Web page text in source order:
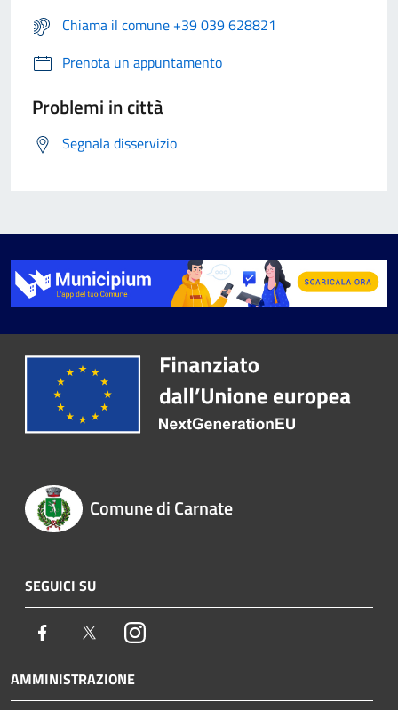
Chiama il comune +39 039 628821
Prenota un appuntamento
Problemi in città
Segnala disservizio
Comune di Carnate
SEGUICI SU
Facebook TwitterInstagram
AMMINISTRAZIONE